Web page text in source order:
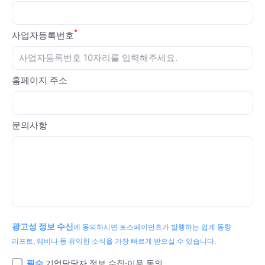
사업자등록번호
홈페이지 주소
문의사항
광고성 정보 수신에 동의하시면 토스페이먼츠가 발행하는 업계 동향
리포트, 웨비나 등 유익한 소식을 가장 빠르게 받으실 수 있습니다.
필수 기업담당자 정보 수집·이용 동의